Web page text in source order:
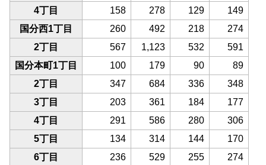
4丁目
158 278 129
149
国分西1丁目
260 492 218
274
2丁目
567 1,123 532
591
国分本町1丁目
100 179 90
89
2丁目
347 684 336
348
3丁目
203 361 184
177
4丁目
291 586 280
306
5丁目
134 314 144
170
6丁目
236 529 255
274